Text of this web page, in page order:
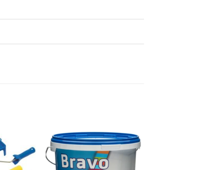
na
listu
želja
Dodaj
na